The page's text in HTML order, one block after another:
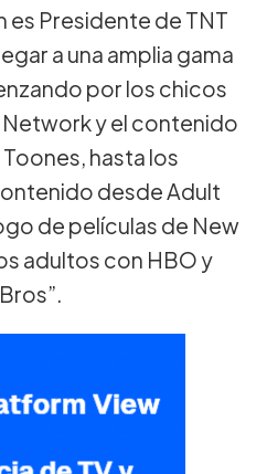
es Presidente de TNT
a una amplia gama
por los chicos
y el contenido
hasta los
desde Adult
de películas de New
adultos con HBO y